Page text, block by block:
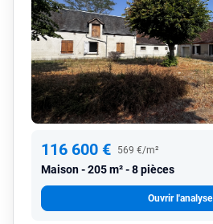
116 600 € 569 €/m²
Maison 205 m² - 8 pièces
Ouvrir l'analyse